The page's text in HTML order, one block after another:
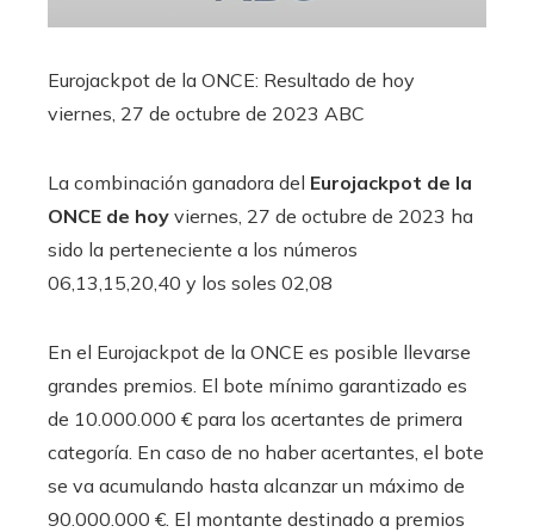
Eurojackpot de la ONCE: Resultado de hoy
viernes, 27 de octubre de 2023 ABC
La combinación ganadora del Eurojackpot de la
ONCE de hoy viernes, 27 de octubre de 2023 ha
sido la perteneciente a los números
06,13,15,20,40 y los soles 02,08
En el Eurojackpot de la ONCE es posible llevarse
grandes premios. El bote mínimo garantizado es
de 10.000.000 € para los acertantes de primera
categoría. En caso de no haber acertantes, el bote
se va acumulando hasta alcanzar un máximo de
90.000.000 €. El montante destinado a premios